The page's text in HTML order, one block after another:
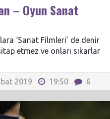
– Oyun Sanat
‘Sanat Filmleri’ de denir
etmez ve onları sıkarlar
2019 19:50 6